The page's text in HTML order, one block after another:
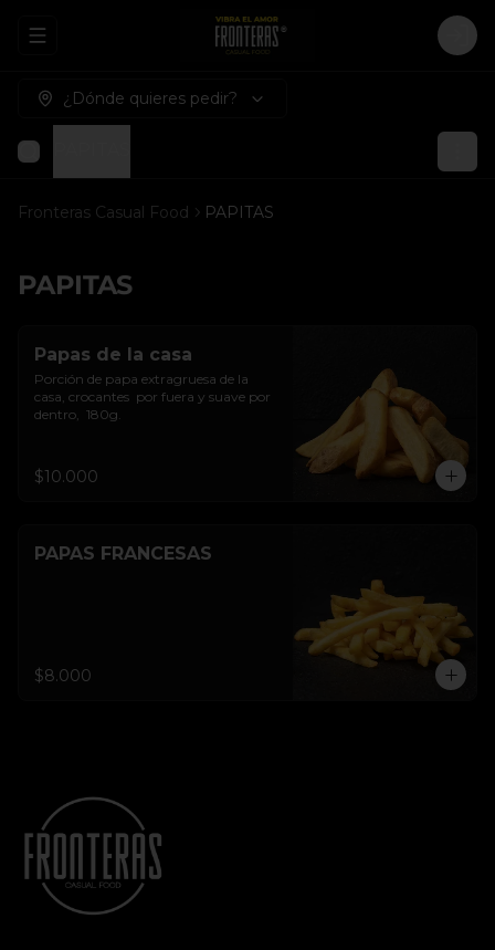
Abrir menu de navegación
¿Dónde quieres pedir?
Fronteras Casual Food PAPITAS
PAPITAS
Papas de la casa
Porción de papa extragruesa de la
casa, crocantes  por fuera y suave por
dentro,  180g.
$10.000
PAPAS FRANCESAS
$8.000